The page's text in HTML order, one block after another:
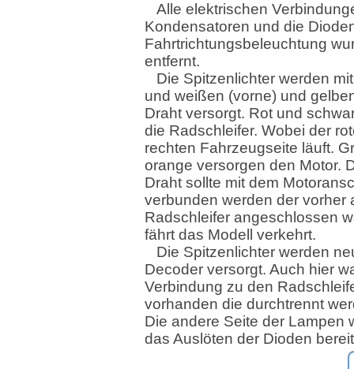
Alle elektrischen
Kondensatoren und die
Fahrtrichtungsbeleuchtung
entfernt.
Die Spitzenlichter werden
und weißen (vorne) und
Draht versorgt. Rot und
die Radschleifer. Wobei der
rechten Fahrzeugseite läuft.
orange versorgen den Motor.
Draht sollte mit dem
verbunden werden der vorher
Radschleifer angeschlossen
fährt das Modell verkehrt.
Die Spitzenlichter werden
Decoder versorgt. Auch hier
Verbindung zu den
vorhanden die durchtrennt
Die andere Seite der Lampen
das Auslöten der Dioden